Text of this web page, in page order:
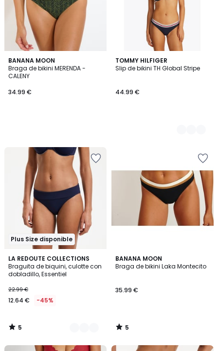
BANANA MOON
Braga de bikini MERENDA -
CALENY
34.99 €
TOMMY HILFIGER
Slip de bikini TH Global Stripe
44.99 €
2
Colores
Plus Size disponible
LA REDOUTE COLLECTIONS
Braguita de biquini, culotte con
dobladillo, Essentiel
22.99 €
12.64 € -45%
5
/
5
2
Colores
5
/
BANANA MOON
Braga de bikini Laka Montecito
35.99 €
5
/
5
/